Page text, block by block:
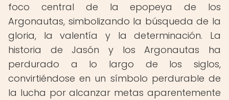
foco central de la epopeya de los
Argonautas, simbolizando la búsqueda de la
gloria, la valentía y la determinación. La
historia de Jasón y los Argonautas ha
perdurado a lo largo de los siglos,
convirtiéndose en un símbolo perdurable de
la lucha por alcanzar metas aparentemente